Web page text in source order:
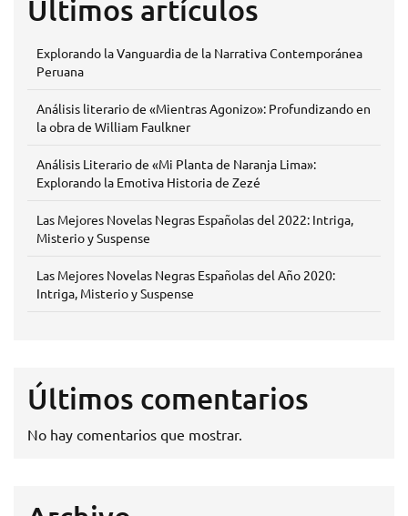
Últimos artículos
Explorando la Vanguardia de la Narrativa Contemporánea
Peruana
Análisis literario de «Mientras Agonizo»: Profundizando en
la obra de William Faulkner
Análisis Literario de «Mi Planta de Naranja Lima»:
Explorando la Emotiva Historia de Zezé
Las Mejores Novelas Negras Españolas del 2022: Intriga,
Misterio y Suspense
Las Mejores Novelas Negras Españolas del Año 2020:
Intriga, Misterio y Suspense
Últimos comentarios
No hay comentarios que mostrar.